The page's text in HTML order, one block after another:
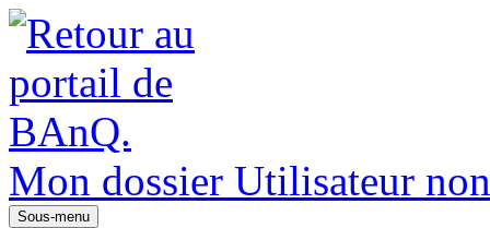
Mon dossier Utilisateur
Sous-menu